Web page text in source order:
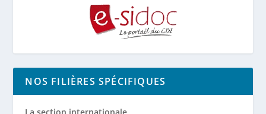
NOS FILIÈRES SPÉCIFIQUES